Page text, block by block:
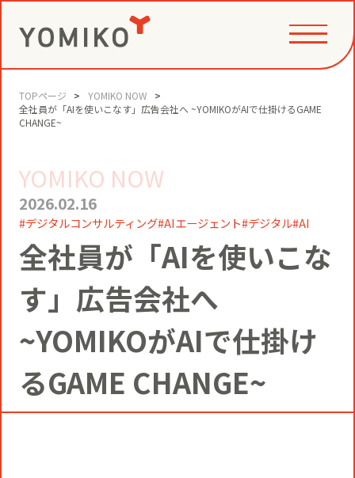
PHILOSOPHY
GAME CHANGE PARTNER
VI
YOMIKOグループ ビジョン・パーパ
ス・バリューズ
VALUE CREATION
コミュニティクリエイション®
事例
コミュニティクリエイションの仕掛け
人
NEWS
ニュースリリース
お知らせ
SERVICE
CIVIC PRIDE®コンサルティング
SUSTAINABILITY
TOPページ
YOMIKO NOW
全社員が「AIを使いこなす」広告会社へ ~YOMIKOがAIで仕掛けるGAME
CHANGE~
YOMIKO NOW
2026.02.16
デジタルコンサルティング AIエージェント デジタル AI
全社員が「AIを使いこな
す」広告会社へ
~YOMIKOがAIで仕掛け
るGAME CHANGE~